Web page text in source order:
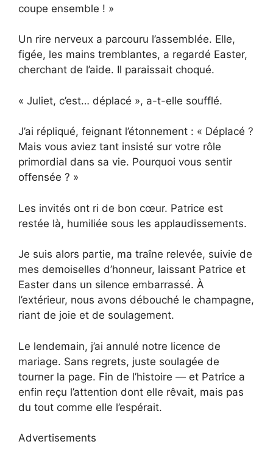
coupe ensemble ! »
Un rire nerveux a parcouru l’assemblée. Elle,
figée, les mains tremblantes, a regardé Easter,
cherchant de l’aide. Il paraissait choqué.
« Juliet, c’est… déplacé », a-t-elle soufflé.
J’ai répliqué, feignant l’étonnement : « Déplacé ?
Mais vous aviez tant insisté sur votre rôle
primordial dans sa vie. Pourquoi vous sentir
offensée ? »
Les invités ont ri de bon cœur. Patrice est
restée là, humiliée sous les applaudissements.
Je suis alors partie, ma traîne relevée, suivie de
mes demoiselles d’honneur, laissant Patrice et
Easter dans un silence embarrassé. À
l’extérieur, nous avons débouché le champagne,
riant de joie et de soulagement.
Le lendemain, j’ai annulé notre licence de
mariage. Sans regrets, juste soulagée de
tourner la page. Fin de l’histoire — et Patrice a
enfin reçu l’attention dont elle rêvait, mais pas
du tout comme elle l’espérait.
Advertisements